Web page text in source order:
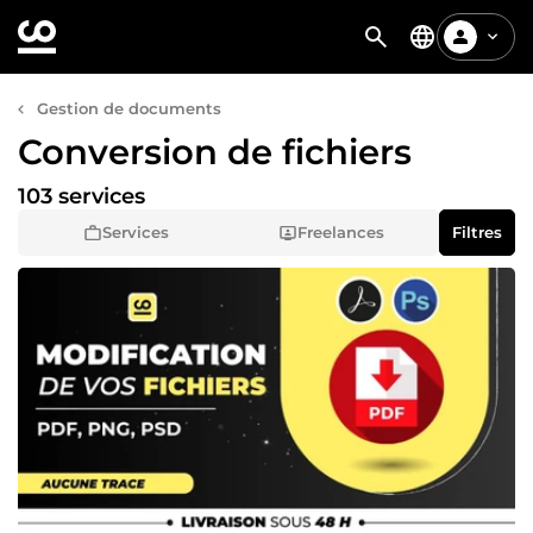
Gestion de documents
Conversion de fichiers
Services Freelances
103 services
Filtres